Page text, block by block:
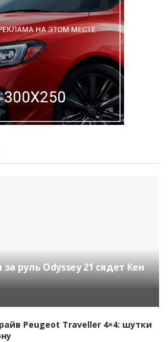
руль Odyssey 21 сядет Кен
Peugeot Traveller 4×4: шутки